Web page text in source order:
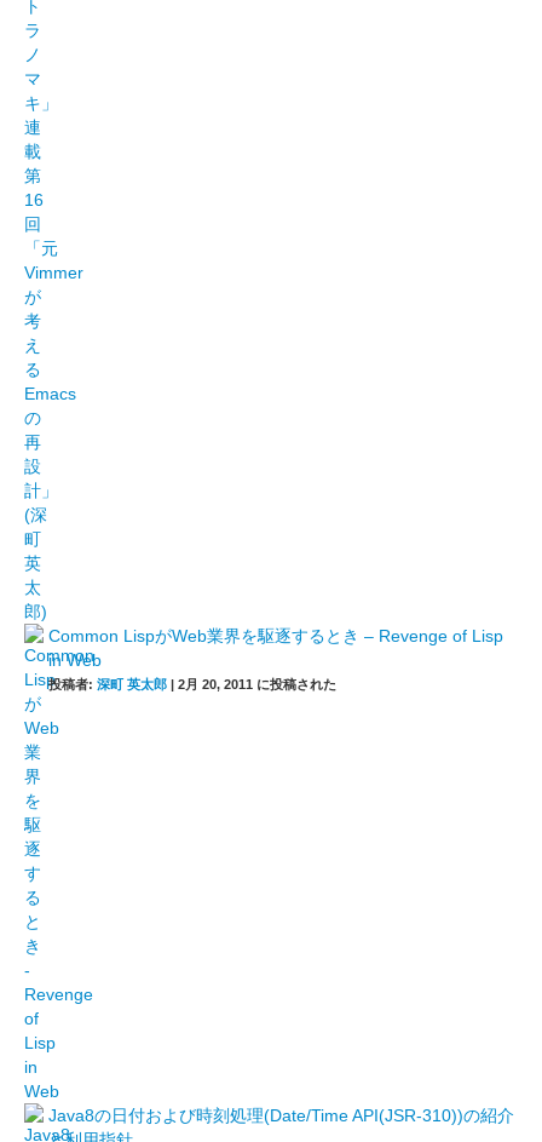
Common LispがWeb業界を駆逐するとき – Revenge of Lisp
in Web
投稿者: 深町 英太郎 | 2月 20, 2011 に投稿された
Java8の日付および時刻処理(Date/Time API(JSR-310))の紹介